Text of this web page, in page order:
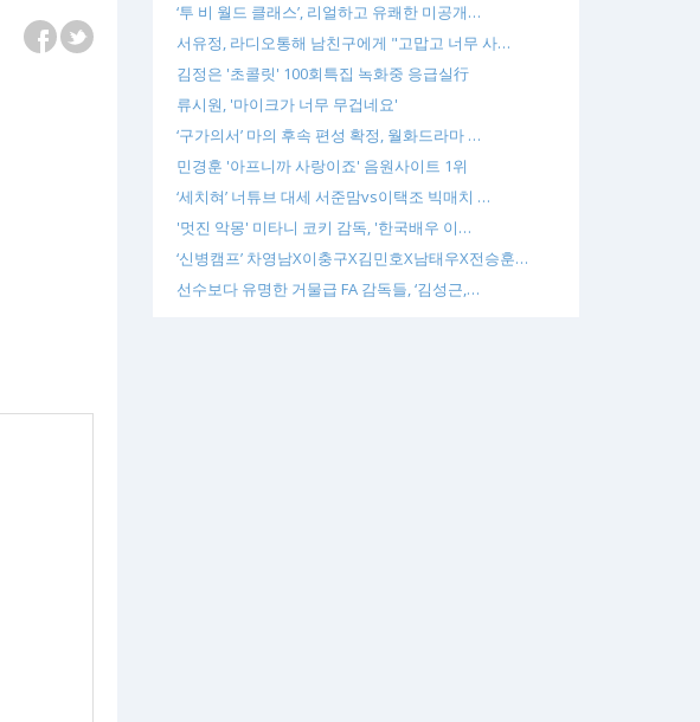
‘투 비 월드 클래스’, 리얼하고 유쾌한 미공개…
서유정, 라디오통해 남친구에게 "고맙고 너무 사…
김정은 '초콜릿' 100회특집 녹화중 응급실行
류시원, '마이크가 너무 무겁네요'
‘구가의서’ 마의 후속 편성 확정, 월화드라마 …
민경훈 '아프니까 사랑이죠' 음원사이트 1위
‘세치혀’ 너튜브 대세 서준맘vs이택조 빅매치 …
'멋진 악몽' 미타니 코키 감독, '한국배우 이…
‘신병캠프’ 차영남X이충구X김민호X남태우X전승훈…
선수보다 유명한 거물급 FA 감독들, ‘김성근,…